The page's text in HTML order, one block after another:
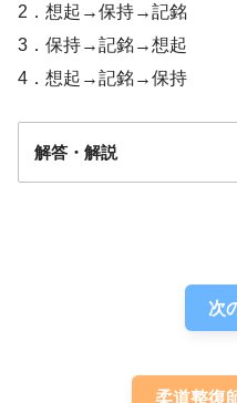
2．想起→保持→記銘
3．保持→記銘→想起
4．想起→記銘→保持
解答・解説
次
柔道整復